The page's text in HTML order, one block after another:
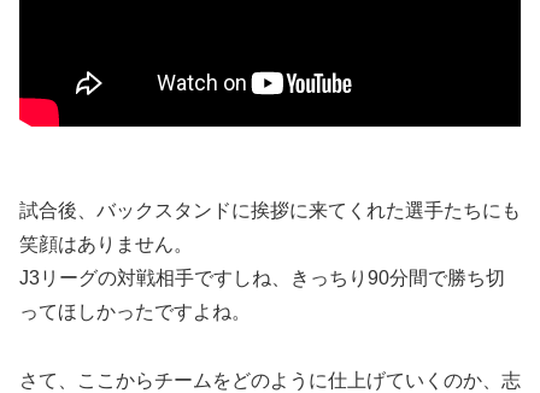
試合後、バックスタンドに挨拶に来てくれた選手たちにも
笑顔はありません。
J3リーグの対戦相手ですしね、きっちり90分間で勝ち切
ってほしかったですよね。
さて、ここからチームをどのように仕上げていくのか、志